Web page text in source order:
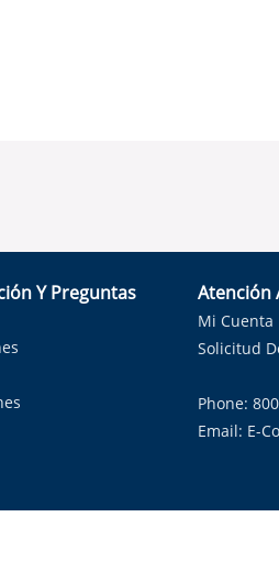
Y Preguntas
Atención
Mi Cuenta
Solicitud
Phone:
Email: E-